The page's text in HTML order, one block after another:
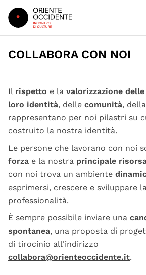
Oriente Occidente
COLLABORA CON NOI
Il rispetto e la valorizzazione
loro identità, delle comunità,
rappresentano per noi pilastri su
costruito la nostra identità.
Le persone che lavorano con noi
forza e la nostra principale
con noi trova un ambiente
esprimersi, crescere e sviluppare
professionalità.
È sempre possibile inviare una
spontanea, una proposta di
di tirocinio all'indirizzo
collabora@orienteoccidente.it.